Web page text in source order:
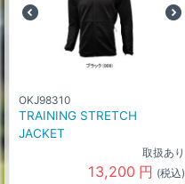
OKJ98310
TRAINING STRETCH
JACKET
取扱あり
13,200 円 (税込)